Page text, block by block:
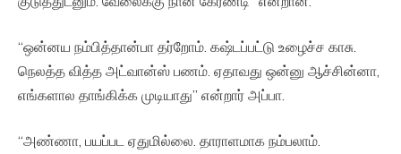
“ஒன்னய நம்பித்தான்பா தர்றோம். கஷ்டப்பட்டு உழைச்ச காசு.
நெலத்த வித்த அட்வான்ஸ் பணம். ஏதாவது ஒன்னு ஆச்சின்னா,
எங்களால தாங்கிக்க முடியாது” என்றார் அப்பா.
“அண்ணா, பயப்பட ஏதுமில்லை. தாராளமாக நம்பலாம்.